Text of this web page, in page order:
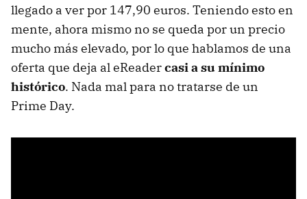
llegado a ver por 147,90 euros. Teniendo esto en
mente, ahora mismo no se queda por un precio
mucho más elevado, por lo que hablamos de una
oferta que deja al eReadercasi a su mínimo
histórico. Nada mal para no tratarse de un
Prime Day.